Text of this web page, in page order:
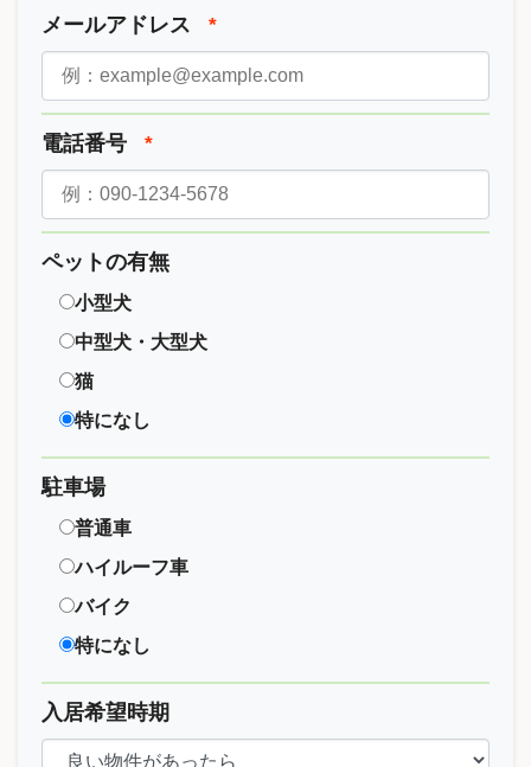
メールアドレス *
電話番号 *
ペットの有無
小型犬
中型犬・大型犬
猫
特になし
駐車場
普通車
ハイルーフ車
バイク
特になし
入居希望時期